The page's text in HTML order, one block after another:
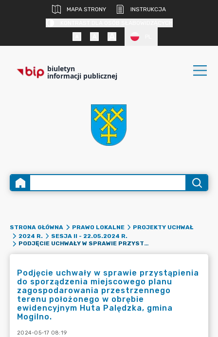
MAPA STRONY
INSTRUKCJA
biuletyn
informacji publicznej
STRONA GŁÓWNA PRAWO LOKALNE
PROJEKTY UCHWAŁ
2024 R.
SESJA II - 22.05.2024 R.
PODJĘCIE UCHWAŁY W SPRAWIE PRZYSTĄPIENIA DO SPORZĄDZENIA MIEJSCOWEGO PLANU ZAGOSPODAROWANIA PRZESTRZENNEGO TERENU POŁOŻONEGO W OBRĘBIE EWIDENCYJNYM HUTA PALĘDZKA, GMINA MOGILNO.
Podjęcie uchwały w sprawie przystąpienia
do sporządzenia miejscowego planu
zagospodarowania przestrzennego
terenu położonego w obrębie
ewidencyjnym Huta Palędzka, gmina
Mogilno.
2024-05-17 08:19